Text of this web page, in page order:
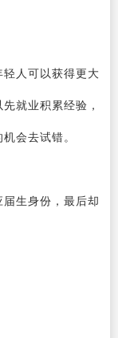
人可以获得更大
就业积累经验，
会去试错。
生身份，最后却